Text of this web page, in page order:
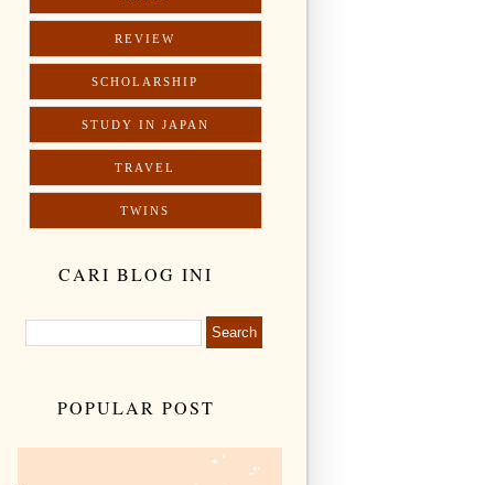
REVIEW
SCHOLARSHIP
STUDY IN JAPAN
TRAVEL
TWINS
CARI BLOG INI
POPULAR POST